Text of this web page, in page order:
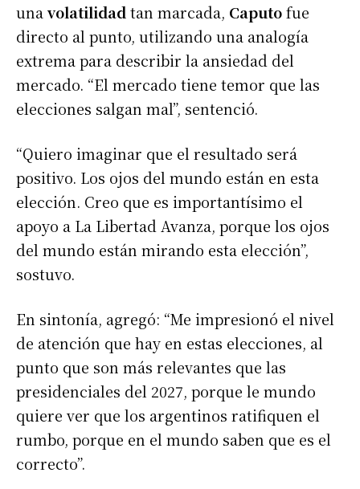
una volatilidad tan marcada, Caputofue
directo al punto, utilizando una analogía
extrema para describir la ansiedad del
mercado. “El mercado tiene temor que las
elecciones salgan mal”, sentenció.
“Quiero imaginar que el resultado será
positivo. Los ojos del mundo están en esta
elección. Creo que es importantísimo el
apoyo a La Libertad Avanza, porque los ojos
del mundo están mirando esta elección”,
sostuvo.
En sintonía, agregó: “Me impresionó el nivel
de atención que hay en estas elecciones, al
punto que son más relevantes que las
presidenciales del 2027, porque le mundo
quiere ver que los argentinos ratifiquen el
rumbo, porque en el mundo saben que es el
correcto”.